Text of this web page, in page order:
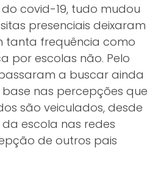
covid-19, tudo mudou
presenciais deixaram
tanta frequência como
por escolas não. Pelo
a buscar ainda
nas percepções que
são veiculados, desde
escola nas redes
de outros pais